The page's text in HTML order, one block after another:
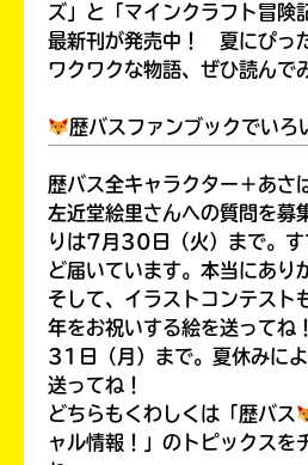
ズ」と「マインクラフト冒険
最新刊が発売中！ 夏にぴっ
ワクワクな物語、ぜひ読んで
歴バスファンブックでいろ
歴バス全キャラクター＋あさ
左近堂絵里さんへの質問を
りは7月30日（火）まで。
ど届いています。本当にあり
そして、イラストコンテスト
年をお祝いする絵を送って
31日（月）まで。夏休みに
送ってね！
どちらもくわしくは「歴バス
ャル情報！」のトピックスを